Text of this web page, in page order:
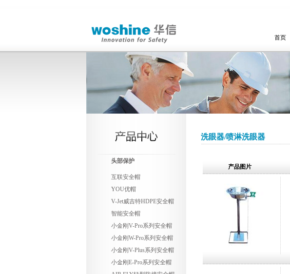
首页
头部保护
互联安全帽
YOU优帽
V-Jet威吉特HDPE安全帽
智能安全帽
小金刚V-Pro系列安全帽
小金刚W-Pro系列安全帽
小金刚V-Plus系列安全帽
小金刚E-Pro系列安全帽
洗眼器/喷淋洗眼器
产品图片